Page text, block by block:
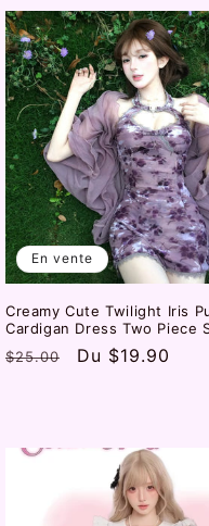
En vente
Creamy Cute Twilight Iris
Cardigan Dress Two Piece
Prix
$25.00
Prix
Du $19.90